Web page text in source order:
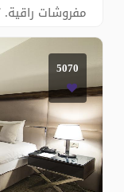
الأقدام من
على تلفزيون
ومنطقة جلوس
ومرافق
5070